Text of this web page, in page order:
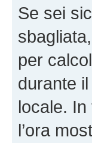
Se sei
per
durante
locale.
l’ora